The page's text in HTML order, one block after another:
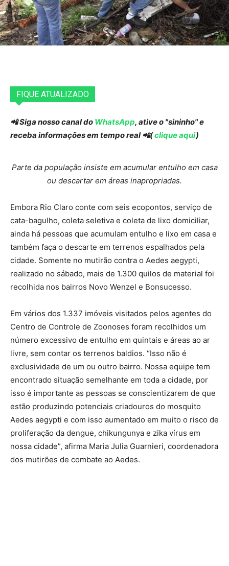
FIQUE ATUALIZADO
📲 Siga nosso canal do WhatsApp, ative o "sininho" e
receba informações em tempo real 📲(clique aqui)
Parte da população insiste em acumular entulho em casa
ou descartar em áreas inapropriadas.
Embora Rio Claro conte com seis ecopontos, serviço de
cata-bagulho, coleta seletiva e coleta de lixo domiciliar,
ainda há pessoas que acumulam entulho e lixo em casa e
também faça o descarte em terrenos espalhados pela
cidade. Somente no mutirão contra o Aedes aegypti,
realizado no sábado, mais de 1.300 quilos de material foi
recolhida nos bairros Novo Wenzel e Bonsucesso.
Em vários dos 1.337 imóveis visitados pelos agentes do
Centro de Controle de Zoonoses foram recolhidos um
número excessivo de entulho em quintais e áreas ao ar
livre, sem contar os terrenos baldios. “Isso não é
exclusividade de um ou outro bairro. Nossa equipe tem
encontrado situação semelhante em toda a cidade, por
isso é importante as pessoas se conscientizarem de que
estão produzindo potenciais criadouros do mosquito
Aedes aegypti e com isso aumentado em muito o risco de
proliferação da dengue, chikungunya e zika vírus em
nossa cidade”, afirma Maria Julia Guarnieri, coordenadora
dos mutirões de combate ao Aedes.